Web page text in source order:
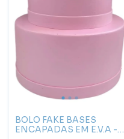
BOLO FAKE BASES
ENCAPADAS EM E.V.A - 2